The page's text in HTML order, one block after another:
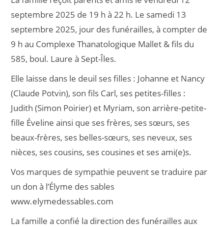
septembre 2025 de 19 h à 22 h. Le samedi 13
septembre 2025, jour des funérailles, à compter de
9 h au Complexe Thanatologique Mallet & fils du
585, boul. Laure à Sept-Îles.
Elle laisse dans le deuil ses filles : Johanne et Nancy
(Claude Potvin), son fils Carl, ses petites-filles :
Judith (Simon Poirier) et Myriam, son arrière-petite-
fille Éveline ainsi que ses frères, ses sœurs, ses
beaux-frères, ses belles-sœurs, ses neveux, ses
nièces, ses cousins, ses cousines et ses ami(e)s.
Vos marques de sympathie peuvent se traduire par
un don à l’Élyme des sables
www.elymedessables.com
La famille a confié la direction des funérailles aux